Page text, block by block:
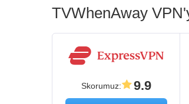
TVWhenAway
Skorumuz: 9.9